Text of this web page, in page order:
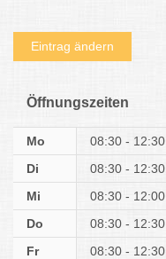
Eintrag ändern
Öffnungszeiten
Mo 08:30 - 12:30
Di
08:30 - 12:30
Mi
08:30 - 12:00
Do
08:30 - 12:30
Fr
08:30 - 12:30